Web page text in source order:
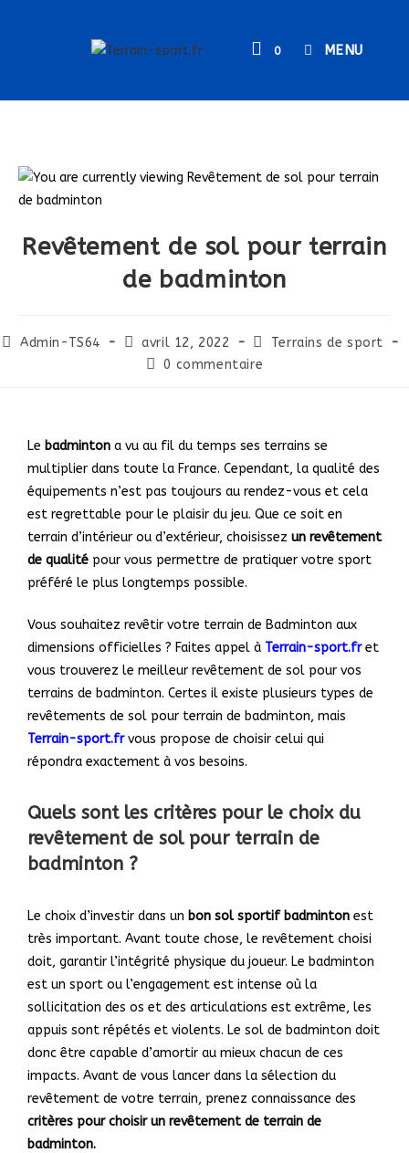
0 MENU
Revêtement de sol pour terrain
de badminton
Admin-TS64 avril 12, 2022
Terrains de sport
0 commentaire
Le badminton a vu au fil du temps ses terrains se
multiplier dans toute la France. Cependant, la qualité des
équipements n’est pas toujours au rendez-vous et cela
est regrettable pour le plaisir du jeu. Que ce soit en
terrain d’intérieur ou d’extérieur, choisissez un revêtement
de qualité pour vous permettre de pratiquer votre sport
préféré le plus longtemps possible.
Vous souhaitez revêtir votre terrain de Badminton aux
dimensions officielles ? Faites appel à Terrain-sport.fret
vous trouverez le meilleur revêtement de sol pour vos
terrains de badminton. Certes il existe plusieurs types de
revêtements de sol pour terrain de badminton, mais
Terrain-sport.frvous propose de choisir celui qui
répondra exactement à vos besoins.
Quels sont les critères pour le choix du
revêtement de sol pour terrain de
badminton ?
Le choix d’investir dans un bon sol sportif badminton est
très important. Avant toute chose, le revêtement choisi
doit, garantir l’intégrité physique du joueur. Le badminton
est un sport ou l’engagement est intense où la
sollicitation des os et des articulations est extrême, les
appuis sont répétés et violents. Le sol de badminton doit
donc être capable d’amortir au mieux chacun de ces
impacts. Avant de vous lancer dans la sélection du
revêtement de votre terrain, prenez connaissance des
critères pour choisir un revêtement de terrain de
badminton.